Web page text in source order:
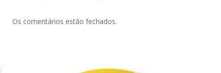
Os comentários estão fechados.